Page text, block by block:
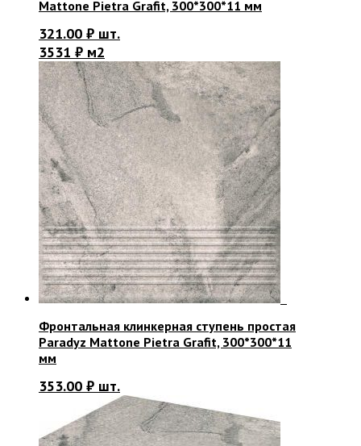
Mattone Pietra Grafit, 300*300*11 мм
321.00 ₽ шт.
3531 ₽ м2
Фронтальная клинкерная ступень простая
Paradyz Mattone Pietra Grafit, 300*300*11
мм
353.00 ₽ шт.